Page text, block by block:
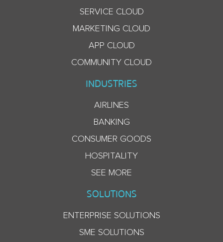
SERVICE CLOUD
MARKETING CLOUD
APP CLOUD
COMMUNITY CLOUD
INDUSTRIES
AIRLINES
BANKING
CONSUMER GOODS
HOSPITALITY
SEE MORE
SOLUTIONS
ENTERPRISE SOLUTIONS
SME SOLUTIONS